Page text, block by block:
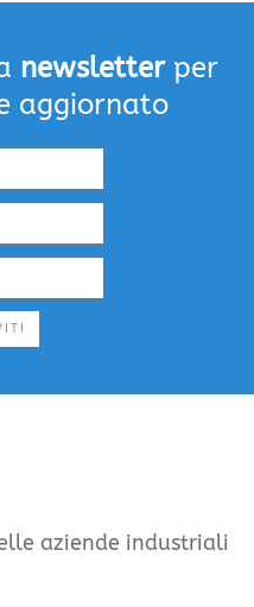
newsletterper
aggiornato
aziende industriali